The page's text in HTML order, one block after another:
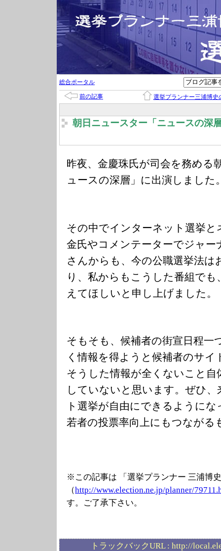
総合ポータル
前の記事 選挙プランナー三浦博史
朝日ニュースター「ニュースの深
昨夜、金慶珠氏が司会を務める
ュースの深層」に出演しました
その中でインターネット選挙
金氏やコメンテーターでジャー
さんからも、今の公職選挙法
り、私からもこうした番組でも
えてほしいと申し上げました。
そもそも、候補者の街宣日程一
く情報を得ようと候補者のサ
そうした情報が全くないこと自
していないと思います。ぜひ
ト選挙が自由にできるように
若者の投票率向上にもつながる
※この記事は 「選挙プランナー 三浦博
（http://www.election.ne.jp/planner/
す。ご了承下さい。
トラックバックURL : http://